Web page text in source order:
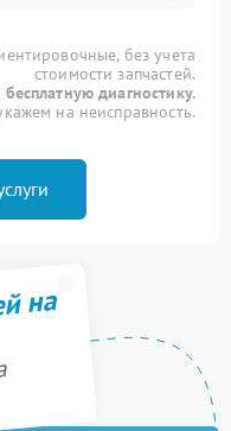
без учета
стоимости запчастей.
диагностику.
на неисправность.
на